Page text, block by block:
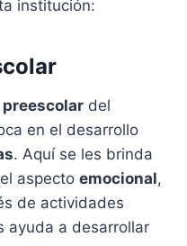
institución:
del
en el desarrollo
. Aquí se les brinda
aspecto emocional,
de actividades
ayuda a desarrollar